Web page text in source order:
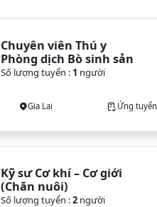
Chuyên viên Thú y
Phòng dịch Bò sinh sản
Số lượng tuyển : 1 người
Gia Lai Ứng tuyển
Kỹ sư Cơ khí – Cơ giới
(Chăn nuôi)
Số lượng tuyển :2người